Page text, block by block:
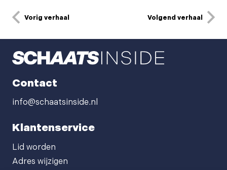
Vorig verhaal Volgend verhaal
Contact
info@schaatsinside.nl
Klantenservice
Lid worden
Adres wijzigen